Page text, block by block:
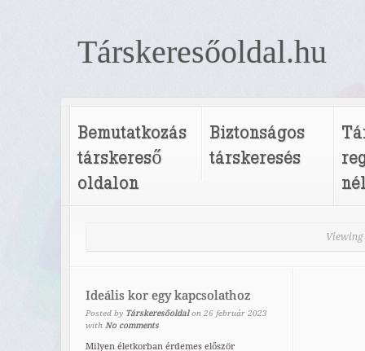
Társkeresőoldal.hu
Bemutatkozás
társkereső
oldalon
Biztonságos
társkeresés
Ideális kor egy kapcsolathoz
Posted by Társkeresőoldal on 26 február 2023
with No comments
Milyen életkorban érdemes először